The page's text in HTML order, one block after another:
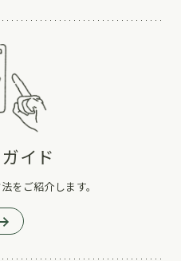
イド
をご紹介します。